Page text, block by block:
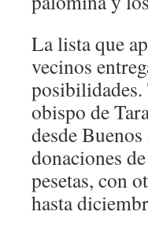
La lista que
vecinos
posibilidades.
obispo de
desde
donaciones
pesetas, con
hasta